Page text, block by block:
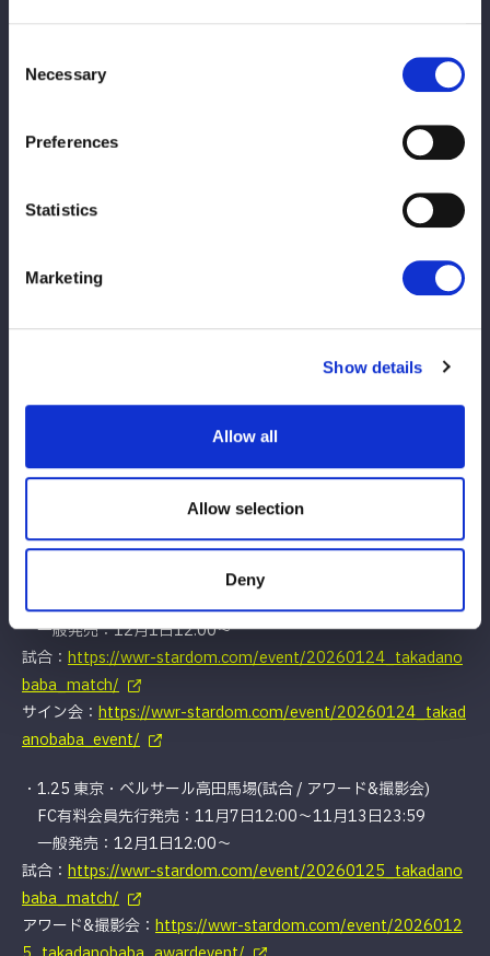
Selection
Necessary
Preferences
Statistics
Marketing
Show details
Allow all
Allow selection
Deny
一般発売：11月21日12:00〜
・1.18 エディオンアリーナ大阪 第2競技場
一般発売：11月21日12:00〜
・1.19 香川・高松シンボルタワー
https://wwr-stardom.com/schedule/20260119_takamats
FC有料会員先行発売：11月14日12:00〜11月20日23:59
一般発売：12月1日12:00〜
・1.24 東京・ベルサール高田馬場(試合 / サイン会)
FC有料会員先行発売：11月7日12:00〜11月13日23:59
一般発売：12月1日12:00〜
試合： https://wwr-stardom.com/event/20260124_takadano
baba_match/
サイン会： https://wwr-stardom.com/event/20260124_takad
anobaba_event/
・1.25 東京・ベルサール高田馬場(試合 / アワード&撮影会)
FC有料会員先行発売：11月7日12:00〜11月13日23:59
一般発売：12月1日12:00〜
試合： https://wwr-stardom.com/event/20260125_takadano
baba_match/
アワード&撮影会： https://wwr-stardom.com/event/2026012